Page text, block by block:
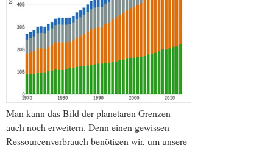
Man kann das Bild der planetaren Grenzen
auch noch erweitern. Denn einen gewissen
Ressourcenverbrauch benötigen wir, um unsere